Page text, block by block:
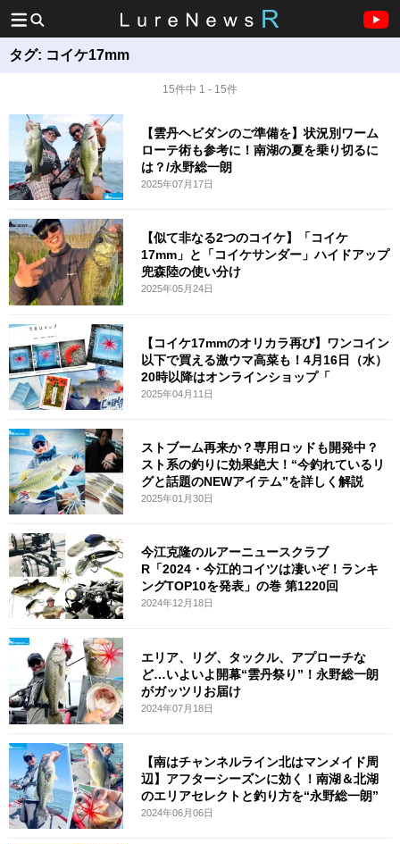
タグ: コイケ17mm
15件中 1 - 15件
【雲丹ヘビダンのご準備を】状況別ワーム
ローテ術も参考に！南湖の夏を乗り切るに
は？/永野総一朗
2025年07月17日
【似て非なる2つのコイケ】「コイケ
17mm」と「コイケサンダー」ハイドアップ
兜森陸の使い分け
2025年05月24日
【コイケ17mmのオリカラ再び】ワンコイン
以下で買える激ウマ高菜も！4月16日（水）
20時以降はオンラインショップ「
2025年04月11日
ストブーム再来か？専用ロッドも開発中？
スト系の釣りに効果絶大！“今釣れているリ
グと話題のNEWアイテム”を詳しく解説
2025年01月30日
今江克隆のルアーニュースクラブ
R「2024・今江的コイツは凄いぞ！ランキ
ングTOP10を発表」の巻 第1220回
2024年12月18日
エリア、リグ、タックル、アプローチな
ど…いよいよ開幕“雲丹祭り”！永野総一朗
がガッツリお届け
2024年07月18日
【南はチャンネルライン北はマンメイド周
辺】アフターシーズンに効く！南湖＆北湖
のエリアセレクトと釣り方を“永野総一朗”
2024年06月06日